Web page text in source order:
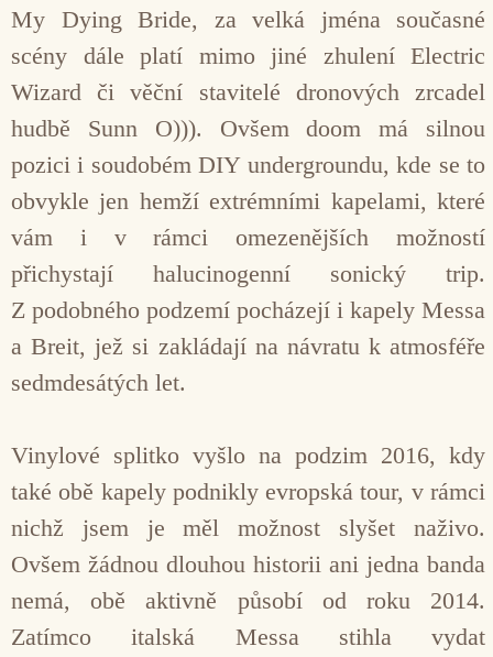
My Dying Bride, za velká jména současné
scény dále platí mimo jiné zhulení Electric
Wizard či věční stavitelé dronových zrcadel
hudbě Sunn O))). Ovšem doom má silnou
pozici i soudobém DIY undergroundu, kde se to
obvykle jen hemží extrémními kapelami, které
vám i v rámci omezenějších možností
přichystají halucinogenní sonický trip.
Z podobného podzemí pocházejí i kapely Messa
a Breit, jež si zakládají na návratu k atmosféře
sedmdesátých let.
Vinylové splitko vyšlo na podzim 2016, kdy
také obě kapely podnikly evropská tour, v rámci
nichž jsem je měl možnost slyšet naživo.
Ovšem žádnou dlouhou historii ani jedna banda
nemá, obě aktivně působí od roku 2014.
Zatímco italská Messa stihla vydat